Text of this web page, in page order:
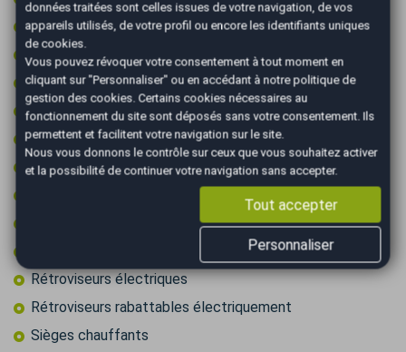
Pack sport
Palettes au volant
Prise 12v
Prise audio USB
Radar arrière de détection d'obstacles
Radar avant de détection d'obstacles
Retroviseur intérieur électrochrome
Rétroviseurs électriques
Rétroviseurs rabattables électriquement
Sièges chauffants
données traitées sont celles issues de votre navigation, de vos
appareils utilisés, de votre profil ou encore les identifiants uniques
de cookies.
Vous pouvez révoquer votre consentement à tout moment en
cliquant sur "Personnaliser" ou en accédant à notre politique de
gestion des cookies. Certains cookies nécessaires au
fonctionnement du site sont déposés sans votre consentement. Ils
permettent et facilitent votre navigation sur le site.
Nous vous donnons le contrôle sur ceux que vous souhaitez activer
et la possibilité de continuer votre navigation sans accepter.
Tout accepter
Personnaliser